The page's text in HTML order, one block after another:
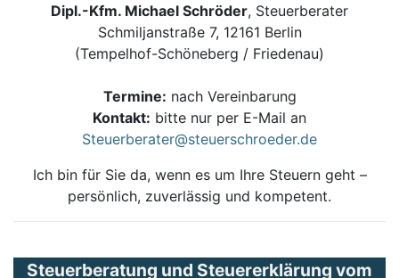
Dipl.-Kfm. Michael Schröder, Steuerberater
Schmiljanstraße 7, 12161 Berlin
(Tempelhof-Schöneberg / Friedenau)
Termine: nach Vereinbarung
Kontakt: bitte nur per E-Mail an
Steuerberater@steuerschroeder.de
Ich bin für Sie da, wenn es um Ihre Steuern geht –
persönlich, zuverlässig und kompetent.
Steuerberatung und Steuererklärung vom